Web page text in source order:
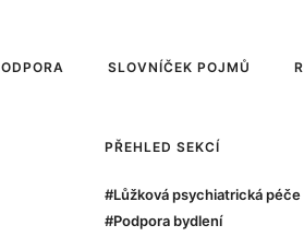
SLOVNÍČEK POJMŮ
PŘEHLED SEKCÍ
#Lůžková psychiatrická péče
#Podpora bydlení